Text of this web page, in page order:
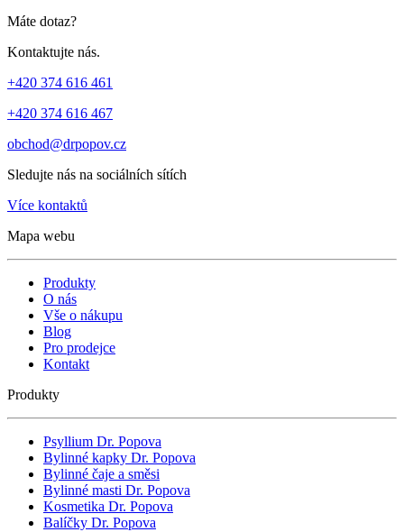
Máte dotaz?
Kontaktujte nás.
+420 374 616 461
+420 374 616 467
obchod@drpopov.cz
Sledujte nás na sociálních sítích
Více kontaktů
Mapa webu
Produkty
O nás
Vše o nákupu
Blog
Pro prodejce
Kontakt
Produkty
Psyllium Dr. Popova
Bylinné kapky Dr. Popova
Bylinné čaje a směsi
Bylinné masti Dr. Popova
Kosmetika Dr. Popova
Balíčky Dr. Popova